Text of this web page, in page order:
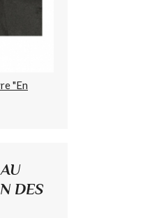
"En
DES